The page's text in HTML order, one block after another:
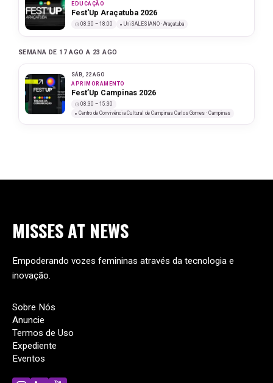
EDUCAÇÃO
Fest'Up Araçatuba 2026
08:30 – 18:00 UniSALESIANO · Araçatuba
SEMANA DE 17 AGO A 23 AGO
SÁB, 22 AGO
APRIMORAMENTO
Fest’Up Campinas 2026
08:30 – 15:30
Centro de Convivência Cultural de Campinas Carlos Gomes · Campinas
MISSESAT NEWS
Empoderando vozes femininas através da tecnologia e
inovação.
Sobre Nós
Anuncie
Termos de Uso
Expediente
Eventos